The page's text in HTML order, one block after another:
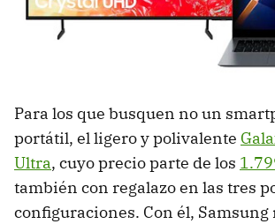
Para los que busquen no un
portátil, el ligero y polivalente
Ultra, cuyo precio parte de los
también con regalazo en las tres
configuraciones. Con él, Samsung